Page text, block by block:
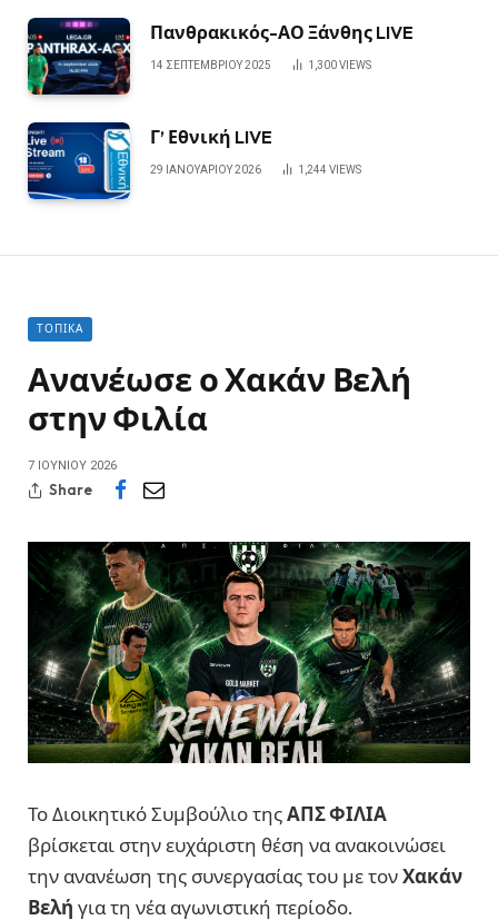
Πανθρακικός-ΑΟ Ξάνθης LIVE
14 ΣΕΠΤΕΜΒΡΊΟΥ 2025 1,300VIEWS
Γ’ Εθνική LIVE
29 ΙΑΝΟΥΑΡΊΟΥ 2026 1,244 VIEWS
ΤΟΠΙΚΆ
Ανανέωσε ο Χακάν Βελή
στην Φιλία
7 ΙΟΥΝΊΟΥ 2026
Share
Το Διοικητικό Συμβούλιο τηςΑΠΣ ΦΙΛΙΑ
βρίσκεται στην ευχάριστη θέση να ανακοινώσει
την ανανέωση της συνεργασίας του με τονΧακάν
Βελή για τη νέα αγωνιστική περίοδο.